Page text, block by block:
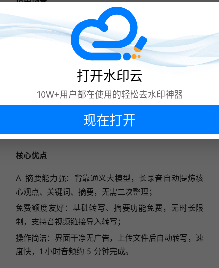
企业内部会议、团队线上研讨、小型工作沟通等腾讯生
态内的会议场景。
（四）通义听悟（综合评分：8.3 分）
支持平台
网页端、iOS、Android 移动端，无 PC 客户端，依托
阿里生态。
核心优点
AI 摘要能力强：背靠通义大模型，长录音自动提炼核
心观点、关键词、摘要，无需二次整理；
免费额度友好：基础转写、摘要功能免费，无时长限
制，支持音视频链接导入转写；
操作简洁：界面干净无广告，上传文件后自动转写，速
度快，1 小时音频约 5 分钟完成。
打开水印云
10W+用户都在使用的轻松去水印神器
现在打开